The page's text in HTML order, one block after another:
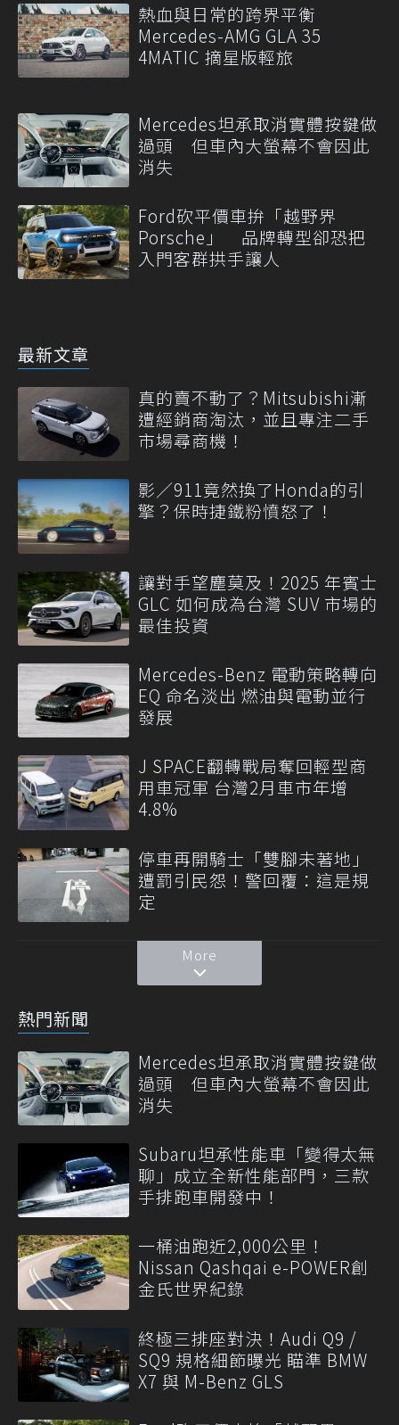
熱血與日常的跨界平衡
Mercedes-AMG GLA 35
4MATIC 摘星版輕旅
Mercedes坦承取消實體按鍵做
過頭 但車內大螢幕不會因此
消失
Ford砍平價車拚「越野界
Porsche」 品牌轉型卻恐把
入門客群拱手讓人
最新文章
真的賣不動了？Mitsubishi漸
遭經銷商淘汰，並且專注二手
市場尋商機！
影／911竟然換了Honda的引
擎？保時捷鐵粉憤怒了！
讓對手望塵莫及！2025 年賓士
GLC 如何成為台灣 SUV 市場的
最佳投資
Mercedes-Benz 電動策略轉向
EQ 命名淡出 燃油與電動並行
發展
J SPACE翻轉戰局奪回輕型商
用車冠軍 台灣2月車市年增
4.8%
停車再開騎士「雙腳未著地」
遭罰引民怨！警回覆：這是規
定
More
熱門新聞
Mercedes坦承取消實體按鍵做
過頭 但車內大螢幕不會因此
消失
Subaru坦承性能車「變得太無
聊」成立全新性能部門，三款
手排跑車開發中！
一桶油跑近2,000公里！
Nissan Qashqai e-POWER創
金氏世界紀錄
終極三排座對決！Audi Q9 /
SQ9 規格細節曝光 瞄準 BMW
X7 與 M-Benz GLS